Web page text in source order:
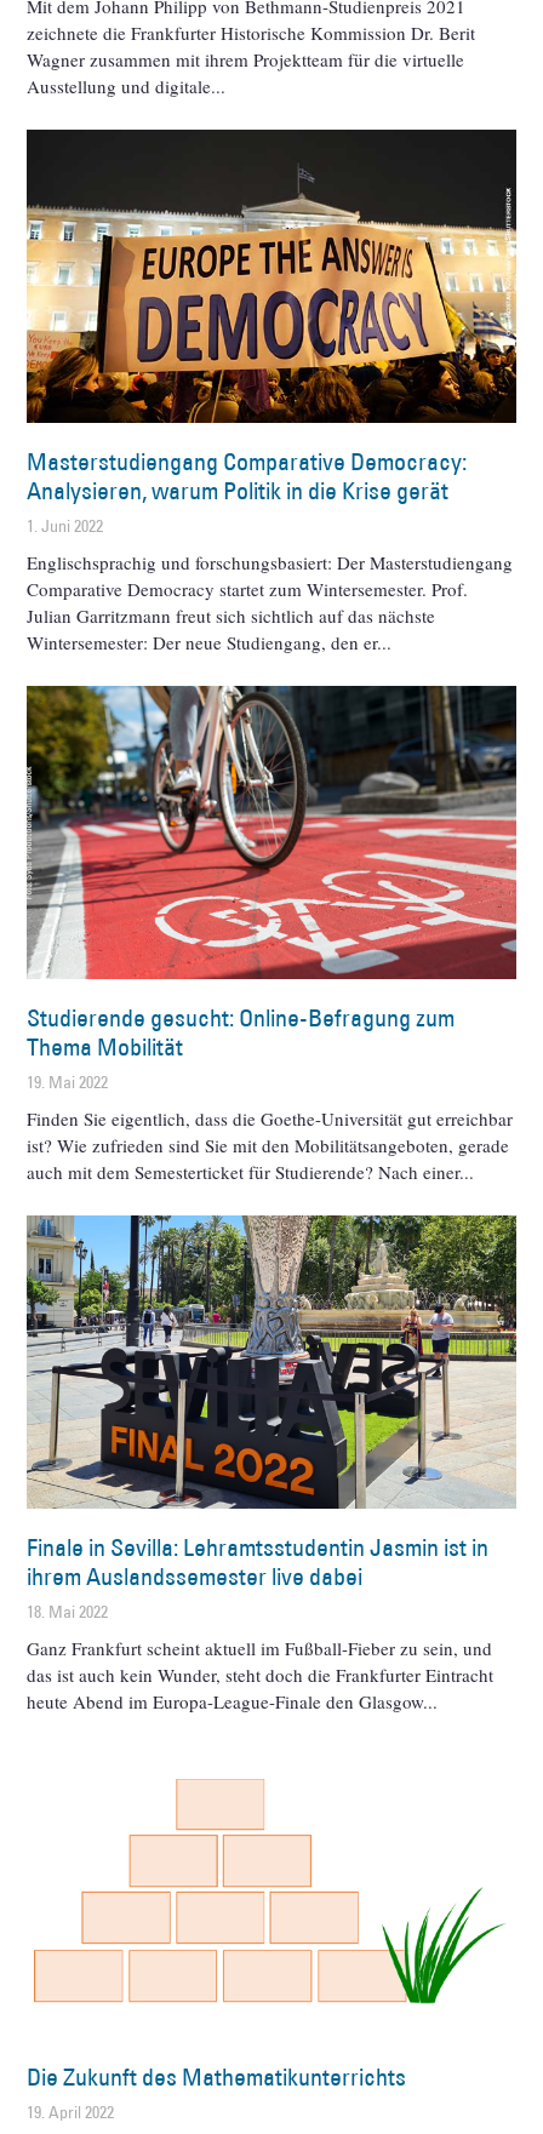
Mit dem Johann Philipp von Bethmann-Studienpreis 2021
zeichnete die Frankfurter Historische Kommission Dr. Berit
Wagner zusammen mit ihrem Projektteam für die virtuelle
Ausstellung und digitale
Masterstudiengang Comparative Democracy:
Analysieren, warum Politik in die Krise gerät
1. Juni 2022
Englischsprachig und forschungsbasiert: Der Masterstudiengang
Comparative Democracy startet zum Wintersemester. Prof.
Julian Garritzmann freut sich sichtlich auf das nächste
Wintersemester: Der neue Studiengang, den er
Studierende gesucht: Online-Befragung zum
Thema Mobilität
19. Mai 2022
Finden Sie eigentlich, dass die Goethe-Universität gut erreichbar
ist? Wie zufrieden sind Sie mit den Mobilitätsangeboten, gerade
auch mit dem Semesterticket für Studierende? Nach einer
Finale in Sevilla: Lehramtsstudentin Jasmin ist in
ihrem Auslandssemester live dabei
18. Mai 2022
Ganz Frankfurt scheint aktuell im Fußball-Fieber zu sein, und
das ist auch kein Wunder, steht doch die Frankfurter Eintracht
heute Abend im Europa-League-Finale den Glasgow
Die Zukunft des Mathematikunterrichts
19. April 2022